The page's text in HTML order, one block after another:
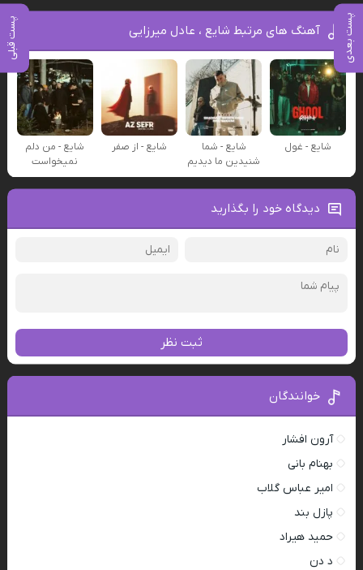
پست بعدی پست قبلی آهنگ های مرتبط شایع ، عادل میرزایی
شایع - غول
شایع - شما
شنیدین ما دیدیم
شایع - از صفر
شایع - من دلم
نمیخواست
دیدگاه خود را بگذارید
ثبت نظر
خوانندگان
آرون افشار
بهنام بانی
امیر عباس گلاب
پازل بند
حمید هیراد
د دن